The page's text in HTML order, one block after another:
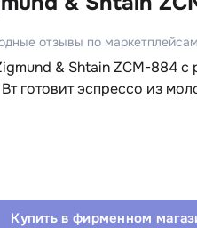
отзывы по маркетплейсам
& Shtain ZCM-884 с
готовит эспрессо из
Купить в фирменном